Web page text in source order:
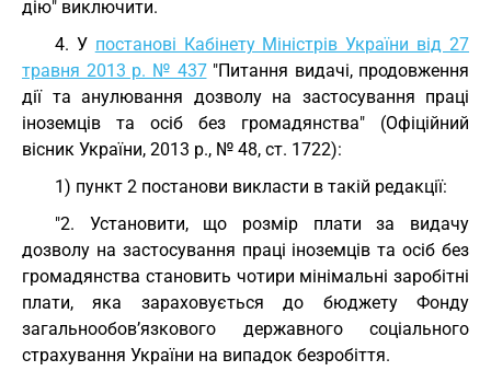
дію" виключити.
4. У постанові Кабінету Міністрів України від 27
травня 2013 р. № 437"Питання видачі, продовження
дії та анулювання дозволу на застосування праці
іноземців та осіб без громадянства" (Офіційний
вісник України, 2013 р., № 48, ст. 1722):
1) пункт 2 постанови викласти в такій редакції:
"2. Установити, що розмір плати за видачу
дозволу на застосування праці іноземців та осіб без
громадянства становить чотири мінімальні заробітні
плати, яка зараховується до бюджету Фонду
загальнообов’язкового державного соціального
страхування України на випадок безробіття.